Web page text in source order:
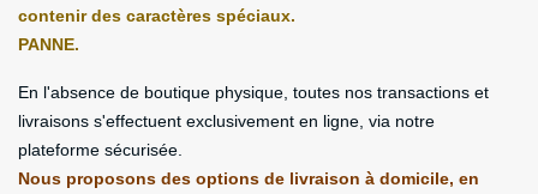
contenir des caractères spéciaux.
PANNE.
En l'absence de boutique physique, toutes nos transactions et
livraisons s'effectuent exclusivement en ligne, via notre
plateforme sécurisée.
Nous proposons des options de livraison à domicile, en